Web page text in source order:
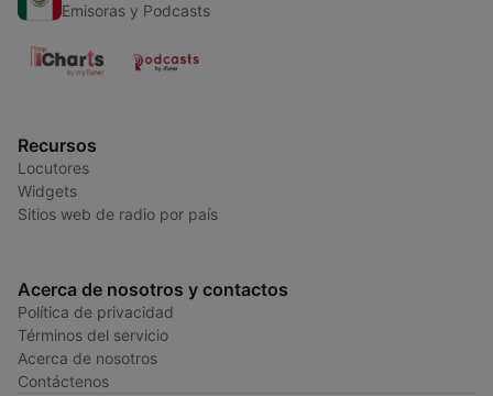
Emisoras y Podcasts
Recursos
Locutores
Widgets
Sitios web de radio por país
Acerca de nosotros y contactos
Política de privacidad
Términos del servicio
Acerca de nosotros
Contáctenos